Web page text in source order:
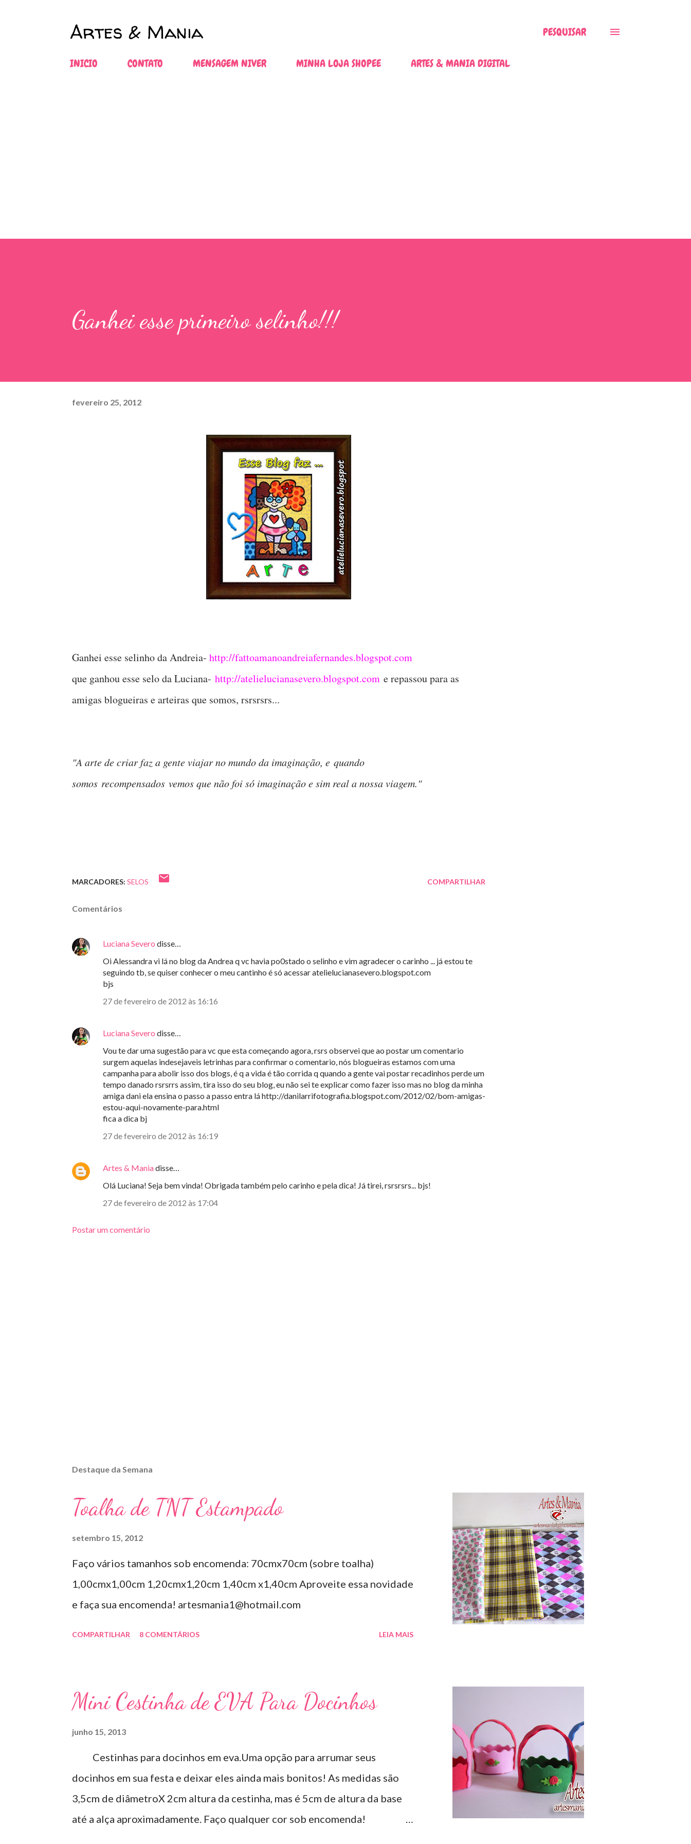
Artes & Mania PESQUISAR
INICIO CONTATO MENSAGEM NIVER MINHA LOJA SHOPEE ARTES & MANIA DIGITAL
Ganhei esse primeiro selinho!!!
fevereiro 25, 2012
Ganhei esse selinho da Andreia- http://fattoamanoandreiafernandes.blogspot.com
que ganhou esse selo da Luciana- http://atelielucianasevero.blogspot.com e repassou para as
amigas blogueiras e arteiras que somos, rsrsrsrs...
"A arte de criar faz a gente viajar no mundo da imaginação, e quando
somos recompensados vemos que não foi só imaginação e sim real a nossa viagem."
MARCADORES: SELOS COMPARTILHAR
Comentários
Luciana Severo disse…
Oi Alessandra vi lá no blog da Andrea q vc havia po0stado o selinho e vim agradecer o carinho ... já estou te
seguindo tb, se quiser conhecer o meu cantinho é só acessar atelielucianasevero.blogspot.com
bjs
27 de fevereiro de 2012 às 16:16
Luciana Severo disse…
Vou te dar uma sugestão para vc que esta começando agora, rsrs observei que ao postar um comentario
surgem aquelas indesejaveis letrinhas para confirmar o comentario, nós blogueiras estamos com uma
campanha para abolir isso dos blogs, é q a vida é tão corrida q quando a gente vai postar recadinhos perde um
tempo danado rsrsrrs assim, tira isso do seu blog, eu não sei te explicar como fazer isso mas no blog da minha
amiga dani ela ensina o passo a passo entra lá http://danilarrifotografia.blogspot.com/2012/02/bom-amigas-
estou-aqui-novamente-para.html
fica a dica bj
27 de fevereiro de 2012 às 16:19
Artes & Maniadisse…
Olá Luciana! Seja bem vinda! Obrigada também pelo carinho e pela dica! Já tirei, rsrsrsrs... bjs!
27 de fevereiro de 2012 às 17:04
Postar um comentário
Destaque da Semana
Toalha de TNT Estampado
setembro 15, 2012
Faço vários tamanhos sob encomenda: 70cmx70cm (sobre toalha)
1,00cmx1,00cm 1,20cmx1,20cm 1,40cm x1,40cm Aproveite essa novidade
e faça sua encomenda! artesmania1@hotmail.com
COMPARTILHAR 8 COMENTÁRIOS LEIA MAIS
Mini Cestinha de EVA Para Docinhos
junho 15, 2013
Cestinhas para docinhos em eva.Uma opção para arrumar seus
docinhos em sua festa e deixar eles ainda mais bonitos! As medidas são
3,5cm de diâmetroX 2cm altura da cestinha, mas é 5cm de altura da base
até a alça aproximadamente. Faço qualquer cor sob encomenda!